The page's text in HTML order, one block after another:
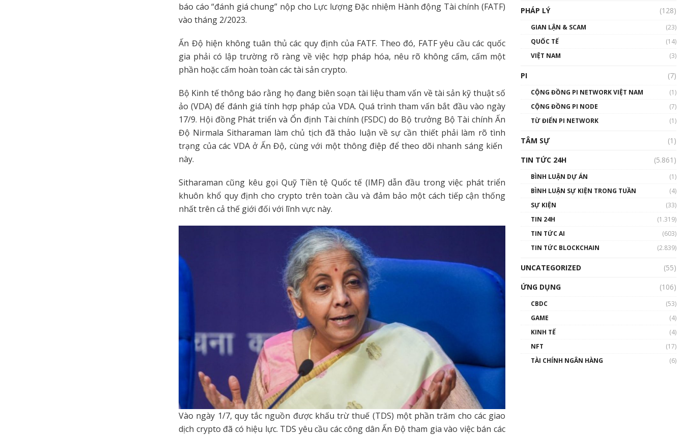
báo cáo “đánh giá chung” nộp cho Lực lượng Đặc nhiệm Hành động Tài chính (FATF)
vào tháng 2/2023.
Ấn Độ hiện không tuân thủ các quy định của FATF. Theo đó, FATF yêu cầu các quốc
gia phải có lập trường rõ ràng về việc hợp pháp hóa, nêu rõ không cấm, cấm một
phần hoặc cấm hoàn toàn các tài sản crypto.
Bộ Kinh tế thông báo rằng họ đang biên soạn tài liệu tham vấn về tài sản kỹ thuật số
ảo (VDA) để đánh giá tính hợp pháp của VDA. Quá trình tham vấn bắt đầu vào ngày
17/9. Hội đồng Phát triển và Ổn định Tài chính (FSDC) do Bộ trưởng Bộ Tài chính Ấn
Độ Nirmala Sitharaman làm chủ tịch đã thảo luận về sự cần thiết phải làm rõ tình
trạng của các VDA ở Ấn Độ, cùng với một thông điệp để theo dõi nhanh sáng kiến ​​
này.
Sitharaman cũng kêu gọi Quỹ Tiền tệ Quốc tế (IMF) dẫn đầu trong việc phát triển
khuôn khổ quy định cho crypto trên toàn cầu và đảm bảo một cách tiếp cận thống
nhất trên cả thế giới đối với lĩnh vực này.
Vào ngày 1/7, quy tắc nguồn được khấu trừ thuế (TDS) một phần trăm cho các giao
dịch crypto đã có hiệu lực. TDS yêu cầu các công dân Ấn Độ tham gia vào việc bán các
01:32:59
Talkshow17: Mùa đông
Crypto – Chiếc khăn gió ấm
01:49:30
Talkshow 14: MemeCoin –
PHÁP LÝ
(128)
GIAN LẬN & SCAM
(23)
QUỐC TẾ
(14)
VIỆT NAM
(3)
PI (7)
CỘNG ĐỒNG PI NETWORK VIỆT NAM
(1)
CỘNG ĐỒNG PI NODE
(7)
TỪ ĐIỂN PI NETWORK
(1)
TÂM SỰ
(1)
TIN TỨC 24H
(5.861)
BÌNH LUẬN DỰ ÁN
(1)
BÌNH LUẬN SỰ KIỆN TRONG TUẦN
(4)
SỰ KIỆN
(33)
TIN 24H
(1.319)
TIN TỨC AI
(603)
TIN TỨC BLOCKCHAIN
(2.839)
UNCATEGORIZED
(55)
ỨNG DỤNG
(106)
CBDC
(53)
GAME
(4)
KINH TẾ
(4)
NFT
(17)
TÀI CHÍNH NGÂN HÀNG
(6)